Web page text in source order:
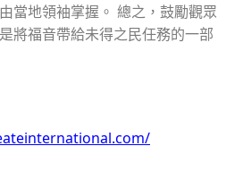
當地領袖掌握。 總之，鼓勵觀眾
將福音帶給未得之民任務的一部